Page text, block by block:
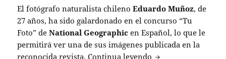
El fotógrafo naturalista chilenoEduardo Muñoz, de
27 años, ha sido galardonado en el concurso “Tu
Foto” deNational Geographic en Español, lo que le
permitirá ver una de sus imágenes publicada en la
reconocida revista.Continua leyendo Eduardo Muñoz,